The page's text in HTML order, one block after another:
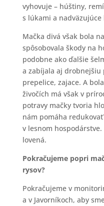
vyhovuje – húštiny,
s lúkami a nadväzujúce
Mačka divá však bola
spôsobovala škody na
podobne ako ďalšie
a zabíjala aj drobnejšiu
prepelice, zajace. A
živočích má však v
potravy mačky tvoria
nám pomáha
v lesnom
lovená.
Pokračujeme popri
rysov?
Pokračujeme v
a v Javorníkoch, aby